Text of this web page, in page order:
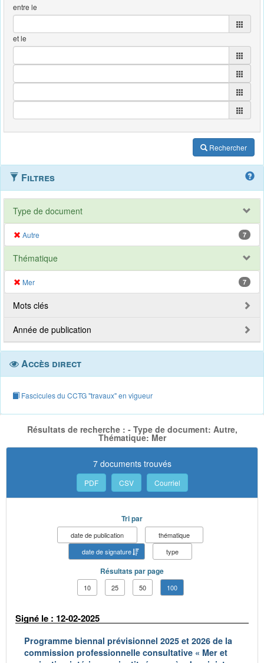
entre le
et le
Rechercher
Filtres
Type de document
Autre 7
Thématique
Mer 7
Mots clés
Année de publication
Accès direct
Fascicules du CCTG "travaux" en vigueur
Résultats de recherche : - Type de document: Autre,
Thématique: Mer
7 documents trouvés
PDF CSV Courriel
Tri par
date de publication
thématique
date de signature
type
Résultats par page
10 25 50 100
Signé le : 12-02-2025
Programme biennal prévisionnel 2025 et 2026 de la
commission professionnelle consultative « Mer et